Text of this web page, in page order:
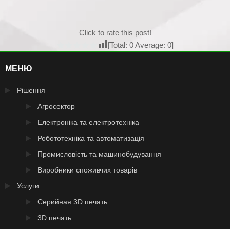
Click to rate this post!
[Total: 0Average: 0]
МЕНЮ
Рішення
Агросектор
Електроніка та електротехніка
Робототехніка та автоматизація
Промисловість та машинобудування
Виробники споживчих товарів
Услуги
Серийная 3D печать
3D печать